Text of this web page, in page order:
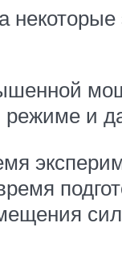
и